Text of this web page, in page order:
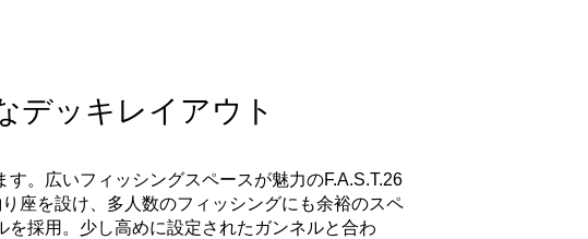
デッキレイアウト
。広いフィッシングスペースが魅力のF.A.S.T.26
座を設け、多人数のフィッシングにも余裕のスペ
採用。少し高めに設定されたガンネルと合わ